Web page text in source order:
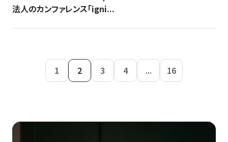
法人のカンファレンス「igni...
1 2 3 4 ... 16